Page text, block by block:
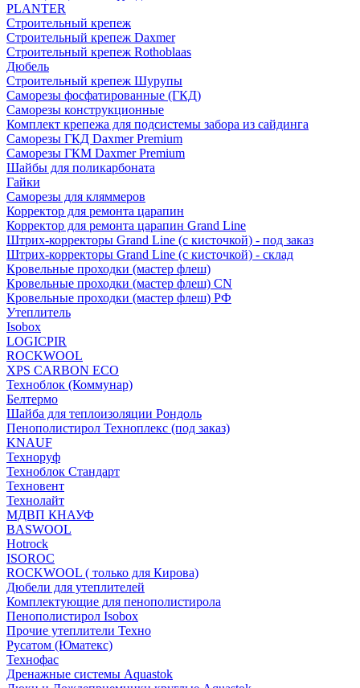
PLANTER
Строительный крепеж
Строительный крепеж Daxmer
Строительный крепеж Rothoblaas
Дюбель
Строительный крепеж Шурупы
Саморeзы фосфатированные (ГКД)
Саморезы конструкционные
Комплект крепежа для подсистемы забора из сайдинга
Саморезы ГКД Daxmer Premium
Саморезы ГКМ Daxmer Premium
Шайбы для поликарбоната
Гайки
Саморезы для кляммеров
Корректор для ремонта царапин
Корректор для ремонта царапин Grand Line
Штрих-корректоры Grand Line (с кисточкой) - под заказ
Штрих-корректоры Grand Line (с кисточкой) - склад
Кровельные проходки (мастер флеш)
Кровельные проходки (мастер флеш) CN
Кровельные проходки (мастер флеш) РФ
Утеплитель
Isobox
LOGICPIR
ROCKWOOL
XPS CARBON ECO
Техноблок (Коммунар)
Белтермо
Шайба для теплоизоляции Рондоль
Пенополистирол Техноплекс (под заказ)
KNАUF
Технoруф
Техноблок Стандарт
Техновент
Технолайт
МДВП КНАУФ
BASWOOL
Hotrock
ISOROC
ROCKWOOL ( только для Кирова)
Дюбели для утеплителей
Комплектующие для пенополистирола
Пенополистирол Isobox
Прочие утеплители Техно
Русатом (Юматекс)
Технофас
Дренажные системы Aquastok